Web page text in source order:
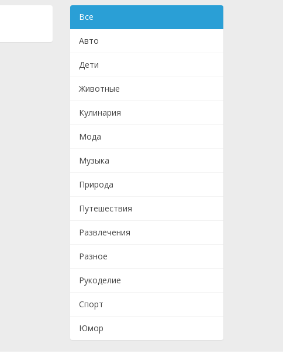
Все
Авто
Дети
Животные
Кулинария
Мода
Музыка
Природа
Путешествия
Развлечения
Разное
Рукоделие
Спорт
Юмор